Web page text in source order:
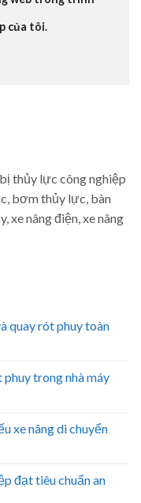
của tôi.
thủy lực công nghiệp
bơm thủy lực, bàn
xe nâng điện, xe nâng
quay rót phuy toàn
trong nhà máy
xe nâng di chuyển
đạt tiêu chuẩn an